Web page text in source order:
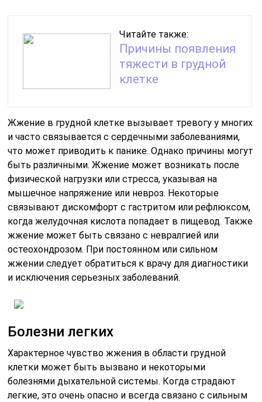
Читайте также:
Причины появления
тяжести в грудной
клетке
Жжение в грудной клетке вызывает тревогу у многих
и часто связывается с сердечными заболеваниями,
что может приводить к панике. Однако причины могут
быть различными. Жжение может возникать после
физической нагрузки или стресса, указывая на
мышечное напряжение или невроз. Некоторые
связывают дискомфорт с гастритом или рефлюксом,
когда желудочная кислота попадает в пищевод. Также
жжение может быть связано с невралгией или
остеохондрозом. При постоянном или сильном
жжении следует обратиться к врачу для диагностики
и исключения серьезных заболеваний.
Болезни легких
Характерное чувство жжения в области грудной
клетки может быть вызвано и некоторыми
болезнями дыхательной системы. Когда страдают
легкие, это очень опасно и всегда связано с сильным